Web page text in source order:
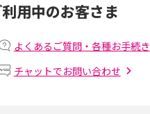
Fiとどう違う？接続方法や注
用中のお客さま
よくあるご質問・各種お手続き
チャットでお問い合わせ